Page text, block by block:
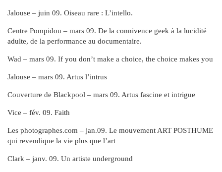
Jalouse – juin 09. Oiseau rare : L’intello.
Centre Pompidou – mars 09. De la connivence geek à la lucidité
adulte, de la performance au documentaire.
Wad – mars 09. If you don’t make a choice, the choice makes you
Jalouse – mars 09. Artus l’intrus
Couverture de Blackpool – mars 09. Artus fascine et intrigue
Vice – fév. 09. Faith
Les photographes.com – jan.09. Le mouvement ART POSTHUME
qui revendique la vie plus que l’art
Clark – janv. 09. Un artiste underground